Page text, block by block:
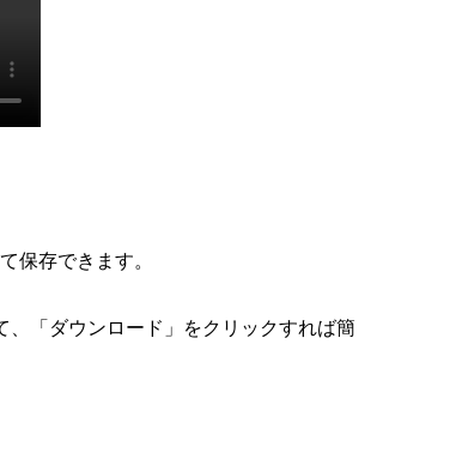
保存できます。
、「ダウンロード」をクリックすれば簡